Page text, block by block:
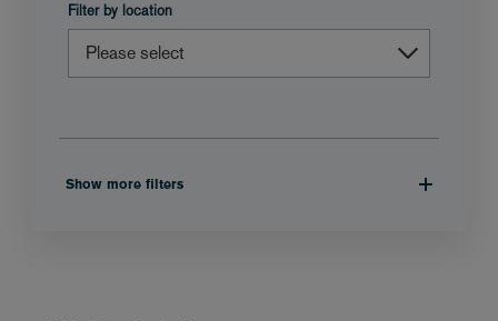
Filter by location
Show more filters